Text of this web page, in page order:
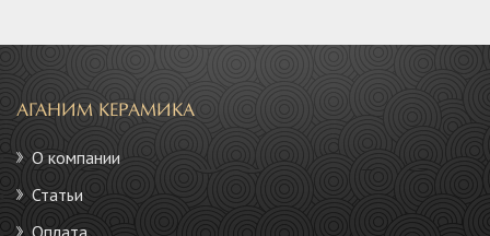
АГАНИМ КЕРАМИКА
О компании
Статьи
Оплата